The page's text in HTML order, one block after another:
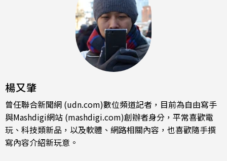
楊又肇
曾任聯合新聞網 (udn.com)數位頻道記者，目前為自由寫手
與Mashdigi網站 (mashdigi.com)創辦者身分，平常喜歡電
玩、科技類新品，以及軟體、網路相關內容，也喜歡隨手撰
寫內容介紹新玩意。